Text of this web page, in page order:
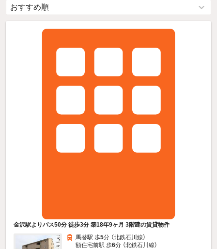
金沢駅よりバス50分 徒歩3分 築18年9ヶ月 3階建の賃貸物件
馬替駅 歩5分 （北鉄石川線）
額住宅前駅 歩6分 （北鉄石川線）